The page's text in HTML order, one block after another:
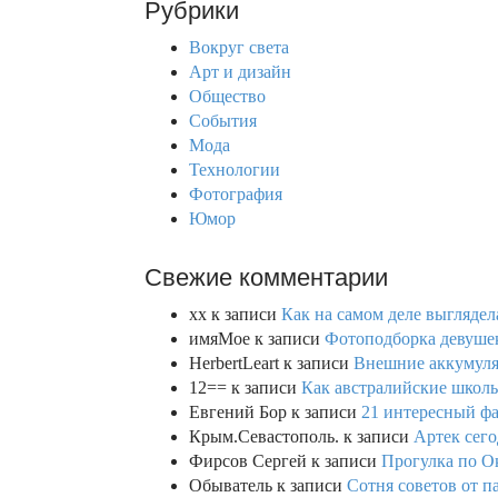
o
c
Рубрики
Вокруг света
Арт и дизайн
Общество
События
Мода
Технологии
Фотография
Юмор
Свежие комментарии
xx к записи Как на самом деле
имяМое к записи Фотоподборка
HerbertLeart к записи Внешние
12== к записи Как австралийские
Евгений Бор к записи 21 интересный
Крым.Севастополь. к записи Артек
Фирсов Сергей к записи Прогулка по
Обыватель к записи Сотня советов от